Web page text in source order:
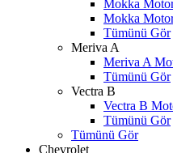
Mokka
Mokka
Tümünü Gör
Meriva A
Meriva A
Tümünü Gör
Vectra B
Vectra B
Tümünü Gör
Tümünü Gör
Chevrolet